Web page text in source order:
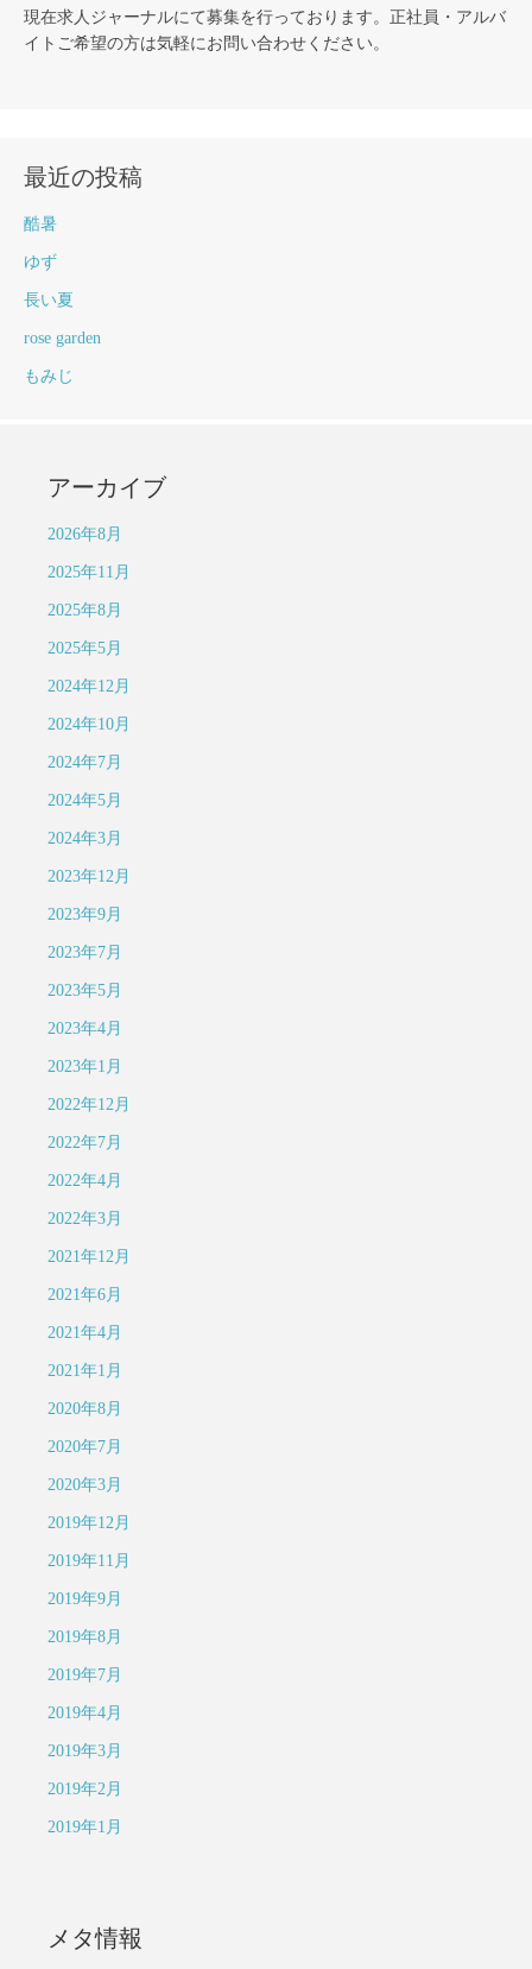
現在求人ジャーナルにて募集を行っております。正社員・アルバ
イトご希望の方は気軽にお問い合わせください。
最近の投稿
酷暑
ゆず
長い夏
rose garden
もみじ
アーカイブ
2026年8月
2025年11月
2025年8月
2025年5月
2024年12月
2024年10月
2024年7月
2024年5月
2024年3月
2023年12月
2023年9月
2023年7月
2023年5月
2023年4月
2023年1月
2022年12月
2022年7月
2022年4月
2022年3月
2021年12月
2021年6月
2021年4月
2021年1月
2020年8月
2020年7月
2020年3月
2019年12月
2019年11月
2019年9月
2019年8月
2019年7月
2019年4月
2019年3月
2019年2月
2019年1月
メタ情報